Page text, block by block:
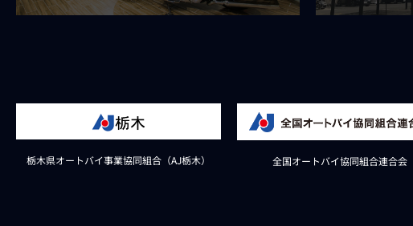
栃木県オートバイ事業協同組合（AJ栃木） 全国オートバイ協同組合連合会